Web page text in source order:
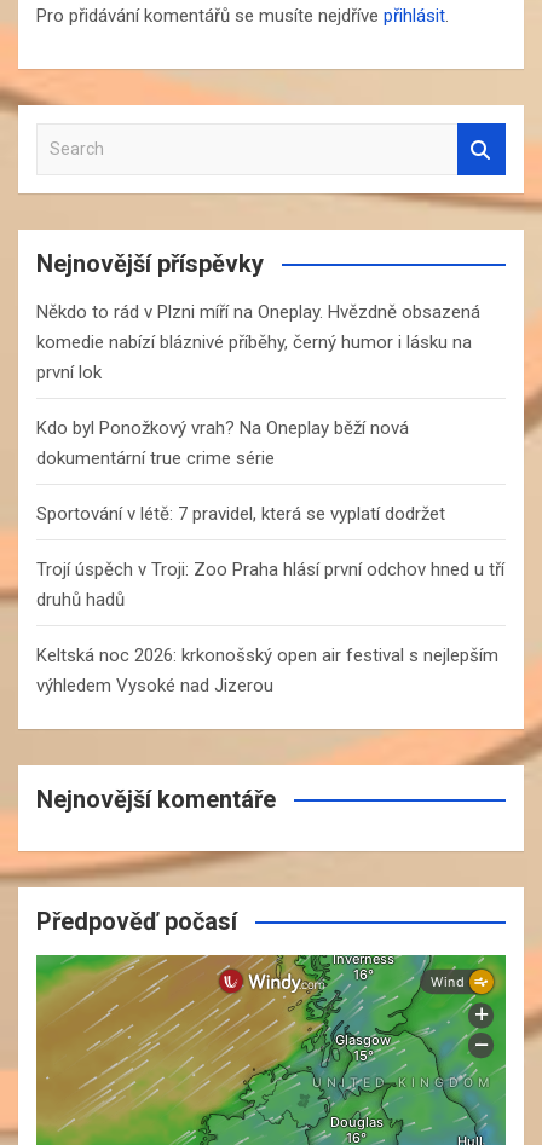
Pro přidávání komentářů se musíte nejdříve přihlásit.
a
r
c
Nejnovější příspěvky
Někdo to rád v Plzni míří na Oneplay. Hvězdně obsazená
komedie nabízí bláznivé příběhy, černý humor i lásku na
první lok
Kdo byl Ponožkový vrah? Na Oneplay běží nová
dokumentární true crime série
Sportování v létě: 7 pravidel, která se vyplatí dodržet
Trojí úspěch v Troji: Zoo Praha hlásí první odchov hned u tří
druhů hadů
Keltská noc 2026: krkonošský open air festival s nejlepším
výhledem Vysoké nad Jizerou
Nejnovější komentáře
Předpověď počasí